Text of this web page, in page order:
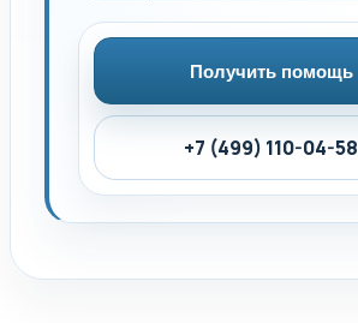
Получить помощь
+7 (499) 110-04-58